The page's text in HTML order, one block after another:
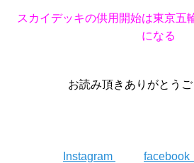
スカイデッキの供用開始は東京五
になる
お読み頂きありがとう
Instagram